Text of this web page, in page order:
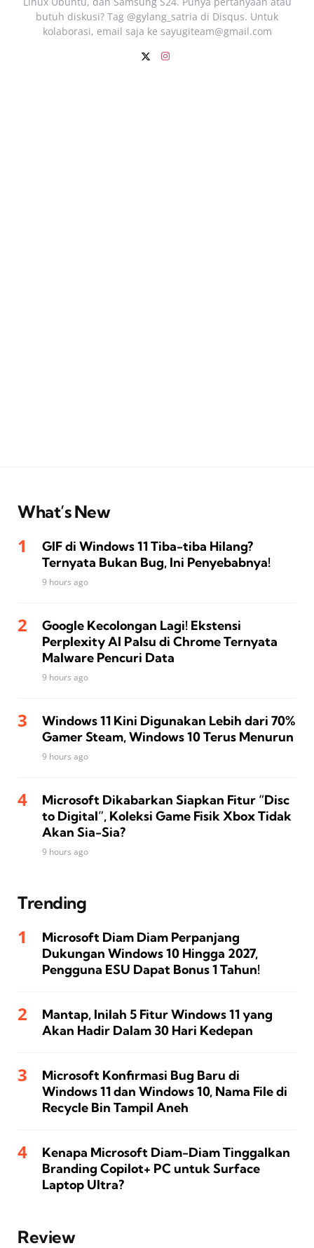
butuh diskusi? Tag @gylang_satria di Disqus. Untuk
kolaborasi, email saja ke sayugiteam@gmail.com
What’s New
GIF di Windows 11 Tiba-tiba Hilang?
Ternyata Bukan Bug, Ini Penyebabnya!
9 hours ago
Google Kecolongan Lagi! Ekstensi
Perplexity AI Palsu di Chrome Ternyata
Malware Pencuri Data
9 hours ago
Windows 11 Kini Digunakan Lebih dari 70%
Gamer Steam, Windows 10 Terus Menurun
9 hours ago
Microsoft Dikabarkan Siapkan Fitur “Disc
to Digital”, Koleksi Game Fisik Xbox Tidak
Akan Sia-Sia?
9 hours ago
Trending
Microsoft Diam Diam Perpanjang
Dukungan Windows 10 Hingga 2027,
Pengguna ESU Dapat Bonus 1 Tahun!
Mantap, Inilah 5 Fitur Windows 11 yang
Akan Hadir Dalam 30 Hari Kedepan
Microsoft Konfirmasi Bug Baru di
Windows 11 dan Windows 10, Nama File di
Recycle Bin Tampil Aneh
Kenapa Microsoft Diam-Diam Tinggalkan
Branding Copilot+ PC untuk Surface
Laptop Ultra?
Review